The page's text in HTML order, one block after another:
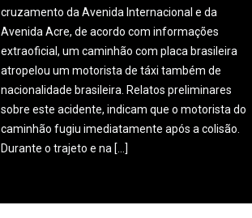
cruzamento da Avenida Internacional e da
Avenida Acre, de acordo com informações
extraoficial, um caminhão com placa brasileira
atropelou um motorista de táxi também de
nacionalidade brasileira. Relatos preliminares
sobre este acidente, indicam que o motorista do
caminhão fugiu imediatamente após a colisão.
Durante o trajeto e na […]